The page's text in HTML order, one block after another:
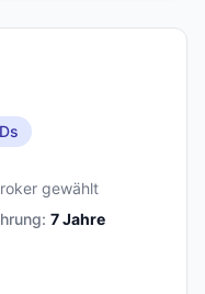
gewählt
7Jahre